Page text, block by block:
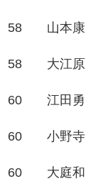
58 山本康
58 大江原
60 江田勇
60 小野寺
60 大庭和